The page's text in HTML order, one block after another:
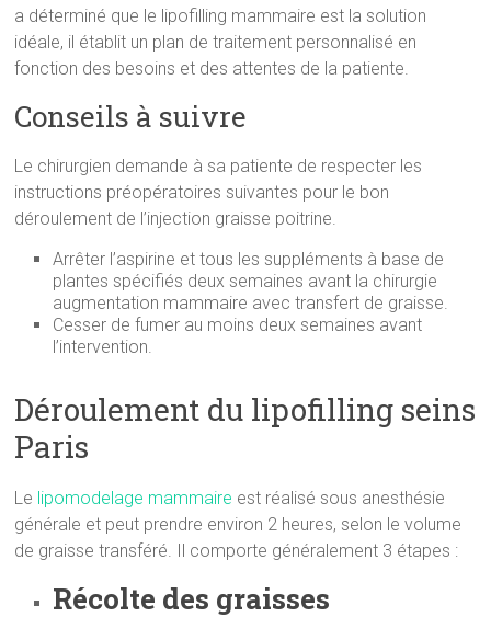
a déterminé que le lipofilling mammaire est la solution
idéale, il établit un plan de traitement personnalisé en
fonction des besoins et des attentes de la patiente.
Conseils à suivre
Le chirurgien demande à sa patiente de respecter les
instructions préopératoires suivantes pour le bon
déroulement de l’injection graisse poitrine.
Arrêter l’aspirine et tous les suppléments à base de
plantes spécifiés deux semaines avant la chirurgie
augmentation mammaire avec transfert de graisse.
Cesser de fumer au moins deux semaines avant
l’intervention.
Déroulement du lipofilling seins
Paris
Le lipomodelage mammaire est réalisé sous anesthésie
générale et peut prendre environ 2 heures, selon le volume
de graisse transféré. Il comporte généralement 3 étapes :
Récolte des graisses